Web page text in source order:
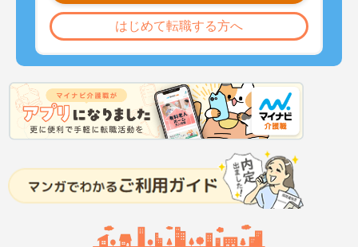
はじめて転職する方へ